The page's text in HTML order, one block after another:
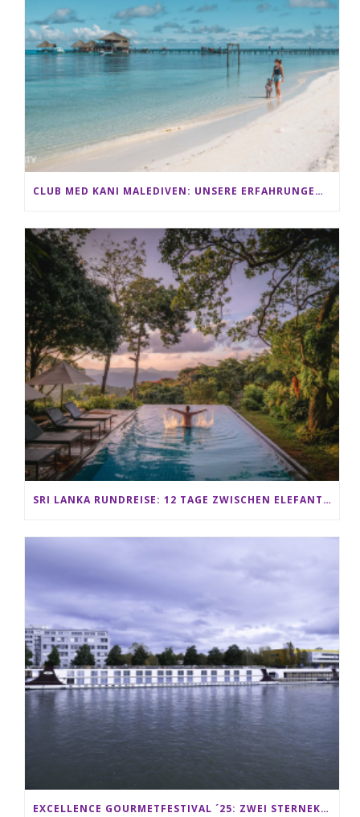
CLUB MED KANI MALEDIVEN: UNSERE ERFAHRUNGEN IM ALL-INCLUSIVE PARADIES
SRI LANKA RUNDREISE: 12 TAGE ZWISCHEN ELEFANTEN, TEEPLANTAGEN & STRAND ALS FAMILIE
EXCELLENCE GOURMETFESTIVAL ´25: ZWEI STERNEKÖCHE ANTONIO GUIDA & DARIO MORESCO VERWÖHNEN IHRE GÄSTE AUF EINER LUXERIÖSEN SCHIFFSREISE